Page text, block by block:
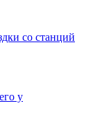
со станций
у